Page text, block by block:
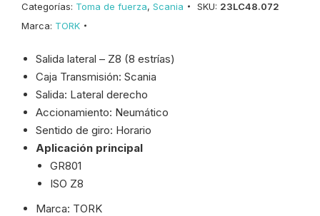
Categorías: Toma de fuerza, Scania SKU: 23LC48.072
Marca: TORK
Salida lateral – Z8 (8 estrías)
Caja Transmisión: Scania
Salida: Lateral derecho
Accionamiento: Neumático
Sentido de giro: Horario
Aplicación principal
GR801
ISO Z8
Marca: TORK